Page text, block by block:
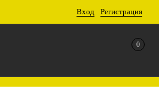
Вход Регистрация
0